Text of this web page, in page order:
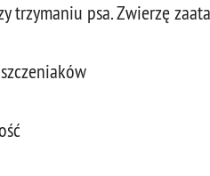
trzymaniu psa. Zwierzę